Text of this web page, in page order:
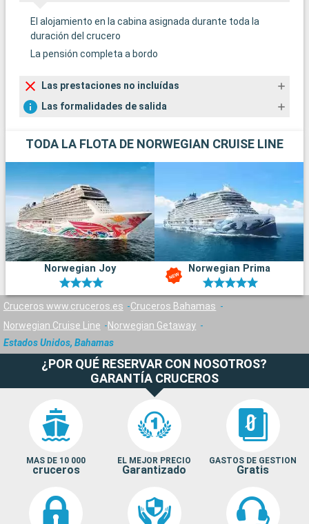
El alojamiento en la cabina asignada durante toda la
duración del crucero
La pensión completa a bordo
Las prestaciones no incluídas
Las formalidades de salida
TODA LA FLOTA DE NORWEGIAN CRUISE LINE
Norwegian Joy Norwegian Prima
Cruceros www.cruceros.es
Cruceros Bahamas
Norwegian Cruise Line
Norwegian Getaway
Estados Unidos, Bahamas
¿POR QUÉ RESERVAR CON NOSOTROS?
GARANTÍA CRUCEROS
MAS DE 10 000
cruceros
EL MEJOR PRECIO
Garantizado
GASTOS DE GESTION
Gratis